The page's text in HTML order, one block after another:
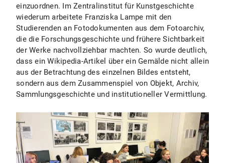
einzuordnen. Im Zentralinstitut für Kunstgeschichte
wiederum arbeitete Franziska Lampe mit den
Studierenden an Fotodokumenten aus dem Fotoarchiv,
die die Forschungsgeschichte und frühere Sichtbarkeit
der Werke nachvollziehbar machten. So wurde deutlich,
dass ein Wikipedia-Artikel über ein Gemälde nicht allein
aus der Betrachtung des einzelnen Bildes entsteht,
sondern aus dem Zusammenspiel von Objekt, Archiv,
Sammlungsgeschichte und institutioneller Vermittlung.